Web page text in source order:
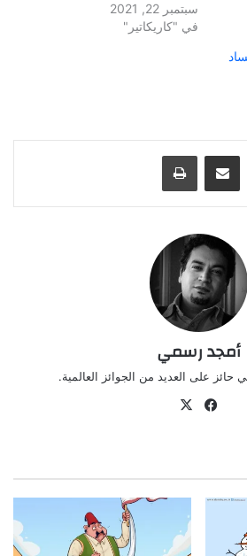
سبتمبر 22, 2021
في "كاريكاتير"
لينكدإن مشاركة عبر البريد طباعة
أمجد رسمي
حائز على العديد من الجوائز العالمية.
فيسبوك